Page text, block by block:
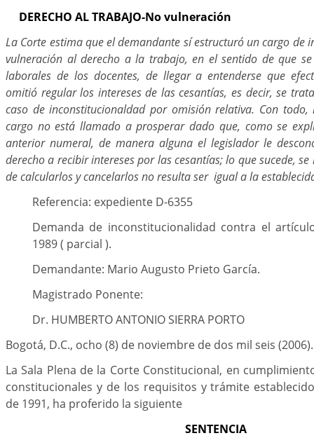
DERECHO AL TRABAJO-No vulneración
La Corte estima que el demandante sí estructuró un cargo de
vulneración al derecho a la trabajo, en el sentido de que
laborales de los docentes, de llegar a entenderse que
omitió regular los intereses de las cesantías, es decir, se
caso de inconstitucionaldad por omisión relativa. Con
cargo no está llamado a prosperar dado que, como se
anterior numeral, de manera alguna el legislador le
derecho a recibir intereses por las cesantías; lo que sucede,
de calcularlos y cancelarlos no resulta ser igual a la
Referencia: expediente D-6355
Demanda de inconstitucionalidad contra el
1989 ( parcial ).
Demandante: Mario Augusto Prieto García.
Magistrado Ponente:
Dr. HUMBERTO ANTONIO SIERRA PORTO
Bogotá, D.C., ocho (8) de noviembre de dos mil seis (2006).
La Sala Plena de la Corte Constitucional, en
constitucionales y de los requisitos y trámite
de 1991, ha proferido la siguiente
SENTENCIA